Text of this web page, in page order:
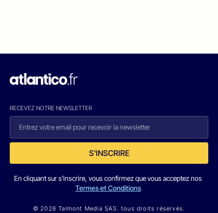
RECEVEZ NOTRE NEWSLETTER
S'INSCRIRE
En cliquant sur s'inscrire, vous confirmez que vous acceptez nos
Termes et Conditions
© 2026 Talmont Media SAS. tous droits réservés.